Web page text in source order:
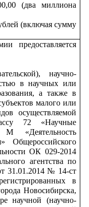
(два миллиона
(включая сумму
предоставляется
научно-
в научных или
а также в
малого или
осуществляемой
72 «Научные
«Деятельность
Общероссийского
ОК 029-2014
агентства по
31.01.2014 № 14-ст
в
Новосибирска,
научной (научно-